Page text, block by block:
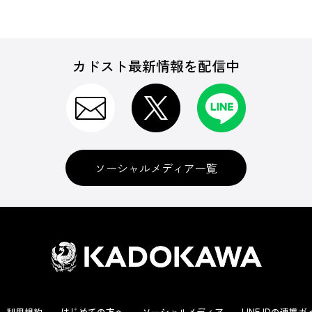
カドスト最新情報を配信中
ソーシャルメディア一覧